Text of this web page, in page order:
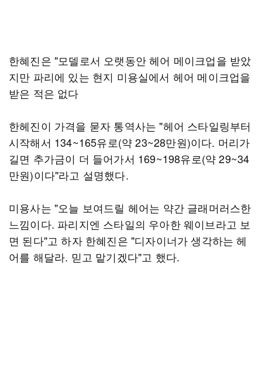
한혜진은 "모델로서 오랫동안 헤어 메이크업을 받았
지만 파리에 있는 현지 미용실에서 헤어 메이크업을
받은 적은 없다
한헤진이 가격을 묻자 통역사는 "헤어 스타일링부터
시작해서 134~165유로(약 23~28만원)이다. 머리가
길면 추가금이 더 들어가서 169~198유로(약 29~34
만원)이다"라고 설명했다.
미용사는 "오늘 보여드릴 헤어는 약간 글래머러스한
느낌이다. 파리지엔 스타일의 우아한 웨이브라고 보
면 된다"고 하자 한혜진은 "디자이너가 생각하는 헤
어를 해달라. 믿고 맡기겠다"고 했다.